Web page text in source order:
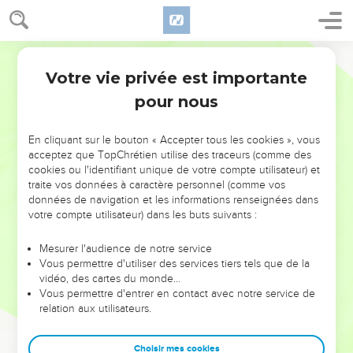
NE MANQUEZ PAS L’ÉVÉNEMENT
DE L’ANNÉE !
ET SI LEURS ERREURS POUVAIENT VOUS ÉVITER LES
VOTRES ?
leur foi ou leur vision. Mais on voit moins les doutes, les erreurs
et les saisons difficiles qu'ils ont traversés, alors même que ce
sont elles qui les ont façonnés.
Dans cette conférence, leaders, entrepreneurs, et responsables
clés pour avancer avec plus de sagesse afin que leurs erreurs
Votre vie privée est importante
pour nous
En cliquant sur le bouton « Accepter tous les cookies », vous
acceptez que TopChrétien utilise des traceurs (comme des
cookies ou l'identifiant unique de votre compte utilisateur) et
traite vos données à caractère personnel (comme vos
données de navigation et les informations renseignées dans
votre compte utilisateur) dans les buts suivants :
Mesurer l'audience de notre service
Vous permettre d'utiliser des services tiers tels que de la
vidéo, des cartes du monde…
Vous permettre d'entrer en contact avec notre service de
relation aux utilisateurs.
Choisir mes cookies